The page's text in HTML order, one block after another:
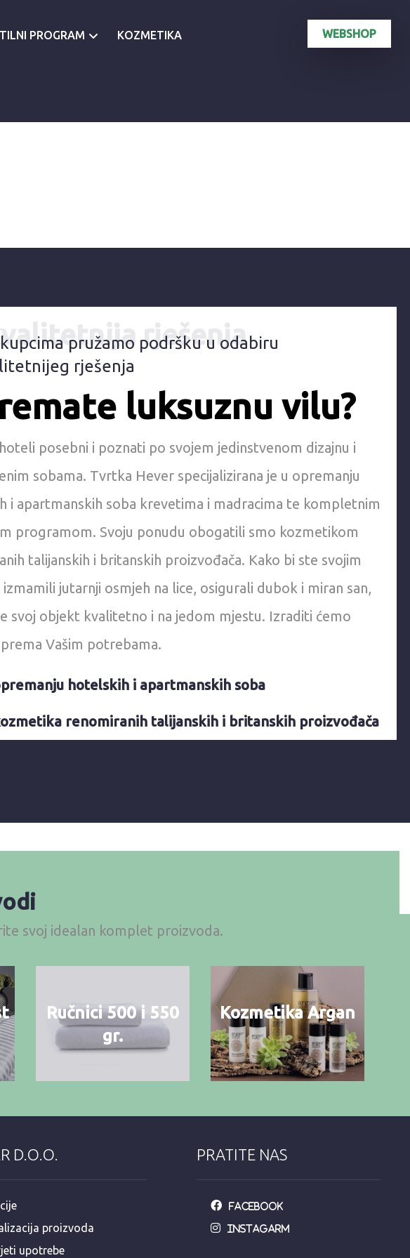
PROGRAM KOZMETIKA WEBSHOP
rješenja
pružamo podršku u odabiru
rješenja
luksuznu vilu?
posebni i poznati po svojem jedinstvenom dizajnu i
sobama. Tvrtka Hever specijalizirana je u opremanju
i apartmanskih soba krevetima i madracima te kompletnim
programom. Svoju ponudu obogatili smo kozmetikom
talijanskih i britanskih proizvođača. Kako bi ste svojim
jutarnji osmjeh na lice, osigurali dubok i miran san,
svoj objekt kvalitetno i na jedom mjestu. Izraditi ćemo
Vašim potrebama.
hotelskih i apartmanskih soba
renomiranih talijanskih i britanskih proizvođača
svoj idealan komplet proizvoda.
Ručnici 500 i 550
gr.
Kozmetika Argan
D.O.O.
proizvoda
upotrebe
PRATITE NAS
Facebook
Instagarm